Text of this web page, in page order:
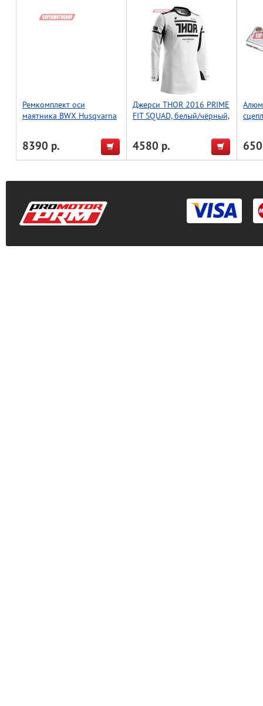
Ремкомплект оси
маятника BWX Husqvarna
08,WR250 96-13 (28-1119)
8390 р.
Джерси THOR 2016 PRIME
FIT SQUAD, белый/чёрный,
4580 р.